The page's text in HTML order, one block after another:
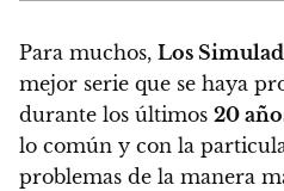
Para muchos, Los
mejor serie que se haya
durante los últimos 20
lo común y con la
problemas de la manera